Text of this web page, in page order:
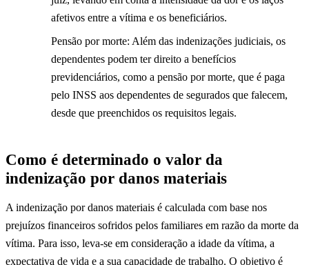
afetivos entre a vítima e os beneficiários.
Pensão por morte: Além das indenizações judiciais, os
dependentes podem ter direito a benefícios
previdenciários, como a pensão por morte, que é paga
pelo INSS aos dependentes de segurados que falecem,
desde que preenchidos os requisitos legais.
Como é determinado o valor da
indenização por danos materiais
A indenização por danos materiais é calculada com base nos
prejuízos financeiros sofridos pelos familiares em razão da morte da
vítima. Para isso, leva-se em consideração a idade da vítima, a
expectativa de vida e a sua capacidade de trabalho. O objetivo é